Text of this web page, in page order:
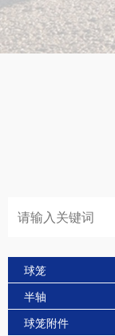
球笼
半轴
球笼附件